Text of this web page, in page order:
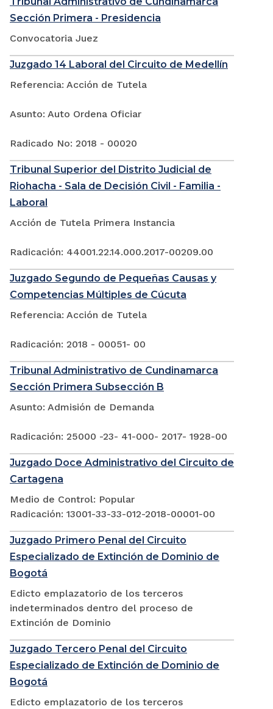
Sección Primera - Presidencia
Convocatoria Juez
Juzgado 14 Laboral del Circuito de Medellín
Referencia: Acción de Tutela
Asunto: Auto Ordena Oficiar
Radicado No: 2018 - 00020
Tribunal Superior del Distrito Judicial de
Riohacha - Sala de Decisión Civil - Familia -
Laboral
Acción de Tutela Primera Instancia
Radicación: 44001.22.14.000.2017-00209.00
Juzgado Segundo de Pequeñas Causas y
Competencias Múltiples de Cúcuta
Referencia: Acción de Tutela
Radicación: 2018 - 00051- 00
Tribunal Administrativo de Cundinamarca
Sección Primera Subsección B
Asunto: Admisión de Demanda
Radicación: 25000 -23- 41-000- 2017- 1928-00
Juzgado Doce Administrativo del Circuito de
Cartagena
Medio de Control: Popular
Radicación: 13001-33-33-012-2018-00001-00
Juzgado Primero Penal del Circuito
Especializado de Extinción de Dominio de
Bogotá
Edicto emplazatorio de los terceros
indeterminados dentro del proceso de
Extinción de Dominio
Juzgado Tercero Penal del Circuito
Especializado de Extinción de Dominio de
Bogotá
Edicto emplazatorio de los terceros